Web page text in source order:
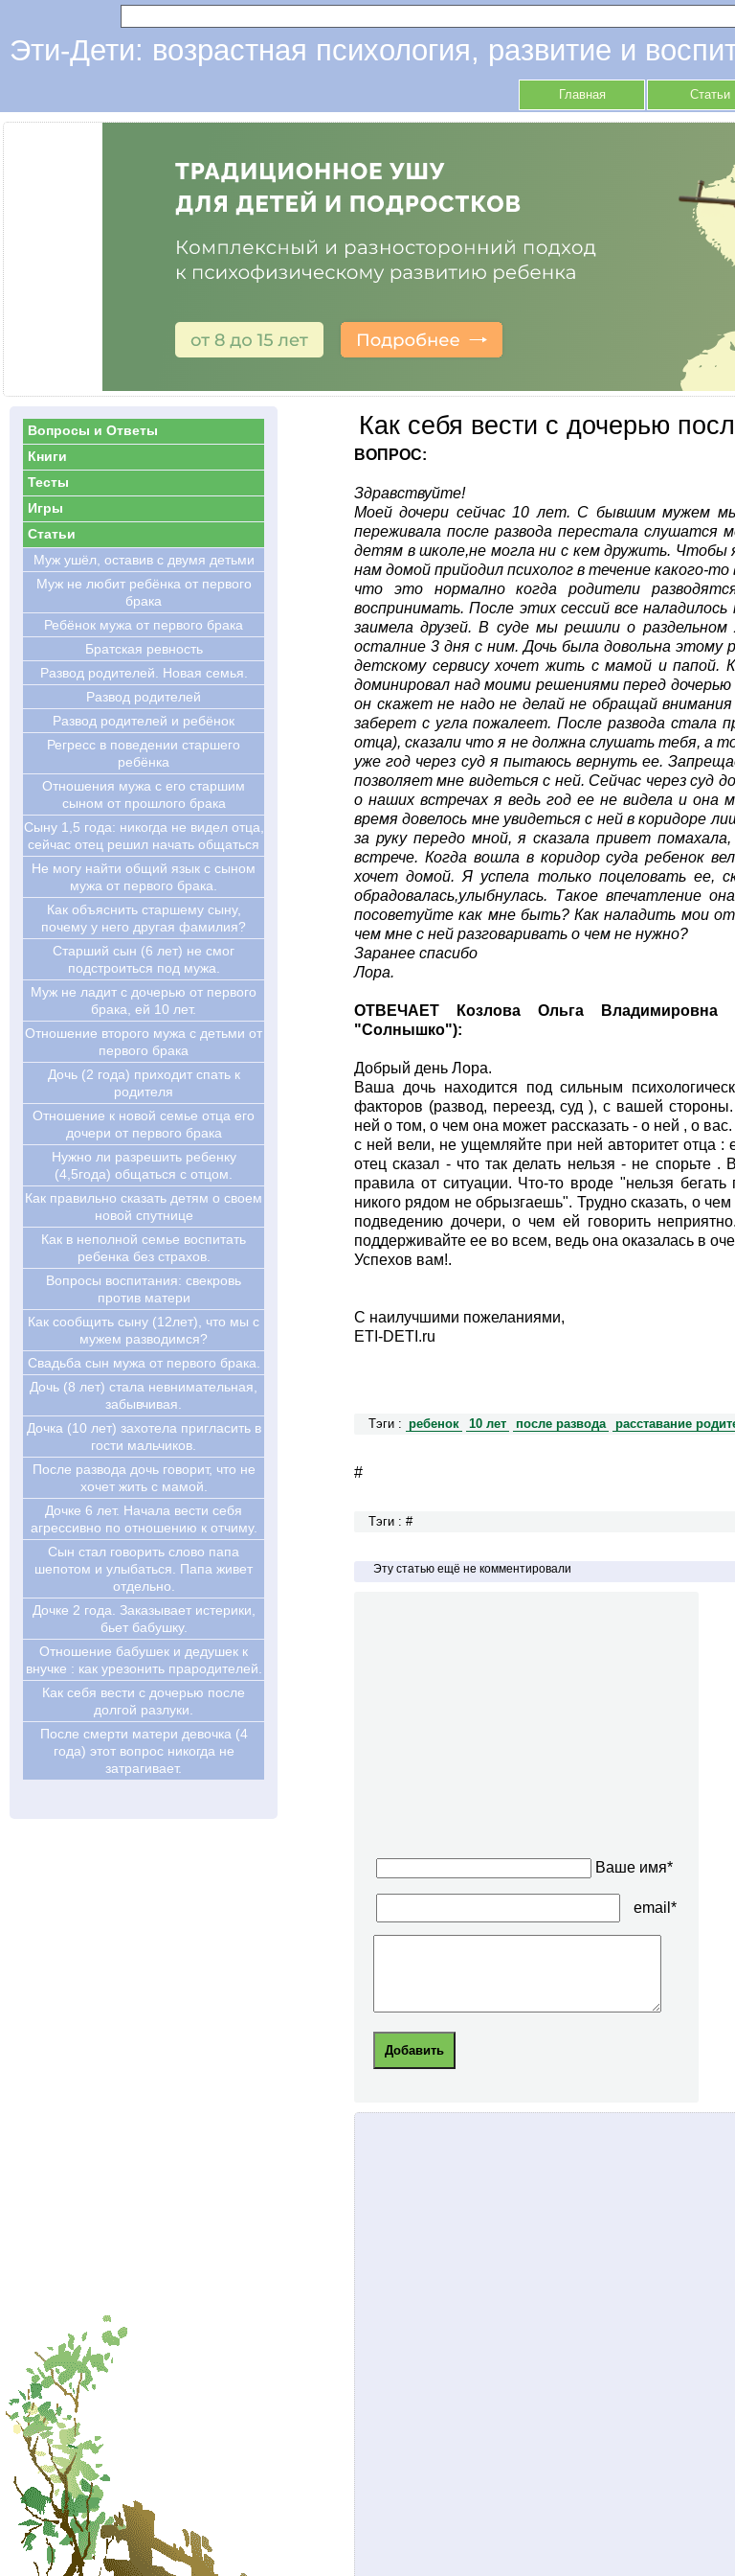
Эти-Дети: возрастная психология, развитие и
Главная Статьи
Как себя вести с дочерью
ВОПРОС:
Здравствуйте!
Моей дочери сейчас 10 лет. С бывшим мужем мы
переживала после развода перестала слушатся
детям в школе,не могла ни с кем дружить. Чтобы
нам домой прийодил психолог в течение какого-
что это нормално когда родители
воспринимать. После этих сессий все
заимела друзей. В суде мы решили о
осталние 3 дня с ним. Дочь была довольна
детскому сервису хочет жить с мамой и
доминировал над моими решениями перед
он скажет не надо не делай не обращай
заберет с угла пожалеет. После развода стала
отца), сказали что я не должна слушать тебя, а
уже год через суд я пытаюсь вернуть ее.
позволяет мне видеться с ней. Сейчас через суд
о наших встречах я ведь год ее не видела и
время довелось мне увидеться с ней в коридоре
за руку передо мной, я сказала привет
встрече. Когда вошла в коридор суда ребенок
хочет домой. Я успела только поцеловать ее,
обрадовалась,улыбнулась. Такое впечатление
посоветуйте как мне быть? Как наладить мои
чем мне с ней разговаривать о чем не нужно?
Заранее спасибо
Лора.
ОТВЕЧАЕТ Козлова Ольга Владимировна
"Солнышко"):
Добрый день Лора.
Ваша дочь находится под сильным
факторов (развод, переезд, суд ), с вашей
ней о том, о чем она может рассказать - о ней , о
с ней вели, не ущемляйте при ней авторитет отца :
отец сказал - что так делать нельзя - не спорьте
правила от ситуации. Что-то вроде "нельзя
никого рядом не обрызгаешь". Трудно сказать, о
подведению дочери, о чем ей говорить
поддерживайте ее во всем, ведь она оказалась в
Успехов вам!.
С наилучшими пожеланиями,
ETI-DETI.ru
Тэги : ребенок 10 лет после развода расставание
#
Тэги : #
Эту статью ещё не комментировали
Ваше имя*
email*
Вопросы и Ответы
Книги
Тесты
Игры
Статьи
Муж ушёл, оставив с двумя детьми
Муж не любит ребёнка от первого
брака
Ребёнок мужа от первого брака
Братская ревность
Развод родителей. Новая семья.
Развод родителей
Развод родителей и ребёнок
Регресс в поведении старшего
ребёнка
Отношения мужа с его старшим
сыном от прошлого брака
Cыну 1,5 года: никогда не видел отца,
сейчас отец решил начать общаться
Не могу найти общий язык с сыном
мужа от первого брака.
Как объяснить старшему сыну,
почему у него другая фамилия?
Старший сын (6 лет) не смог
подстроиться под мужа.
Муж не ладит с дочерью от первого
брака, ей 10 лет.
Отношение второго мужа с детьми от
первого брака
Дочь (2 года) приходит спать к
родителя
Отношение к новой семье отца его
дочери от первого брака
Нужно ли разрешить ребенку
(4,5года) общаться с отцом.
Как правильно сказать детям о своем
новой спутнице
Как в неполной семье воспитать
ребенка без страхов.
Вопросы воспитания: свекровь
против матери
Как сообщить сыну (12лет), что мы с
мужем разводимся?
Свадьба сын мужа от первого брака.
Дочь (8 лет) стала невнимательная,
забывчивая.
Дочка (10 лет) захотела пригласить в
гости мальчиков.
После развода дочь говорит, что не
хочет жить с мамой.
Дочке 6 лет. Начала вести себя
агрессивно по отношению к отчиму.
Сын стал говорить слово папа
шепотом и улыбаться. Папа живет
отдельно.
Дочке 2 года. Заказывает истерики,
бьет бабушку.
Отношение бабушек и дедушек к
внучке : как урезонить прародителей.
Как себя вести с дочерью после
долгой разлуки.
После смерти матери девочка (4
года) этот вопрос никогда не
затрагивает.